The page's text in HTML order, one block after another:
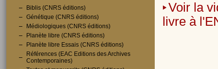
Biblis (CNRS éditions)
Génétique (CNRS éditions)
Médiologiques (CNRS éditions)
Planète libre (CNRS éditions)
Planète libre Essais (CNRS éditions)
Références (EAC Editions des Archives
Contemporaines)
Voir la
livre à